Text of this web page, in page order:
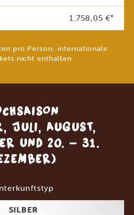
1.758,05 €*
pro Person, internationale
nicht enthalten
JULI, AUGUST,
UND 20. - 31.
SILBER